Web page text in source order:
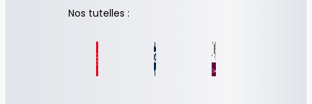
Nos tutelles :